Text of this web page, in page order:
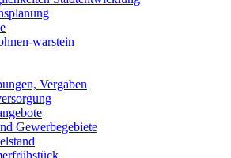
warstein
Vergaben
Gewerbegebiete